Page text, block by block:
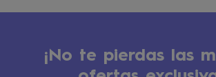
¡No te pierdas las